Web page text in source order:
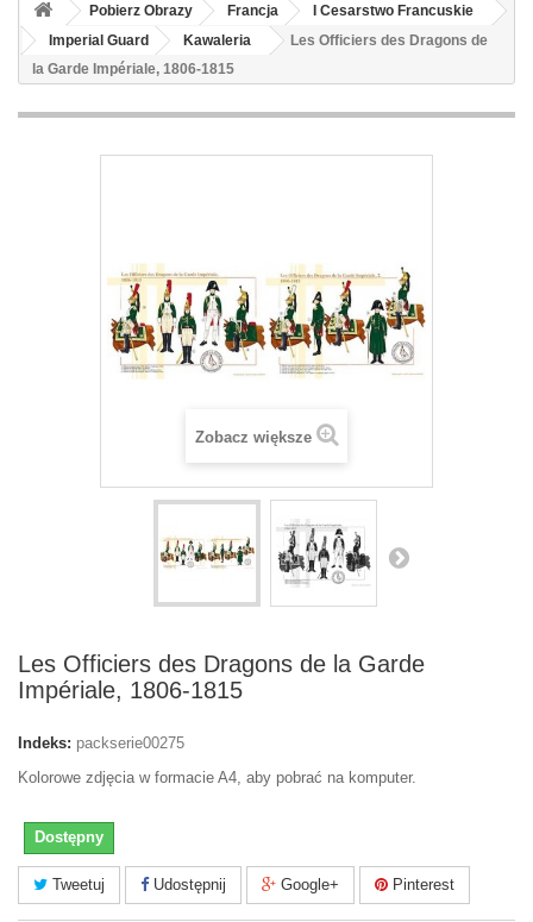
Pobierz Obrazy Francja
I Cesarstwo Francuskie
Imperial Guard
Kawaleria
Les Officiers des Dragons de
la Garde Impériale, 1806-1815
Zobacz większe
Les Officiers des Dragons de la Garde
Impériale, 1806-1815
Indeks: packserie00275
Kolorowe zdjęcia w formacie A4, aby pobrać na komputer.
Dostępny
Tweetuj Udostępnij Google+ Pinterest